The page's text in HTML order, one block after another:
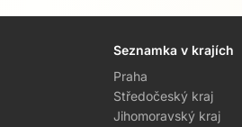
Seznamka v krajích
Praha
Středočeský kraj
Jihomoravský kraj